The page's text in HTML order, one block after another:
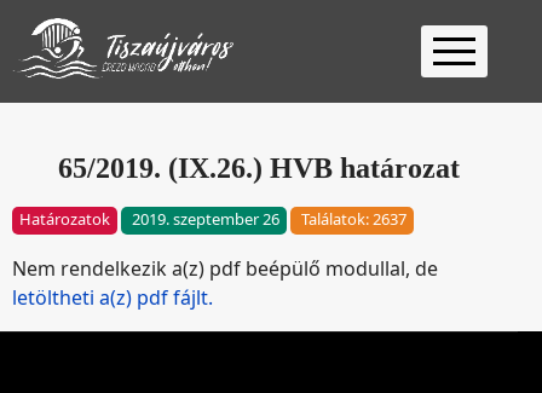
Kezdőlap
Ügyintézés
2026
65/2019. (IX.26.) HVB határozat
Határozatok 2019. szeptember 26 Találatok: 2637
Nem rendelkezik a(z) pdf beépülő modullal, de
letöltheti a(z) pdf fájlt.